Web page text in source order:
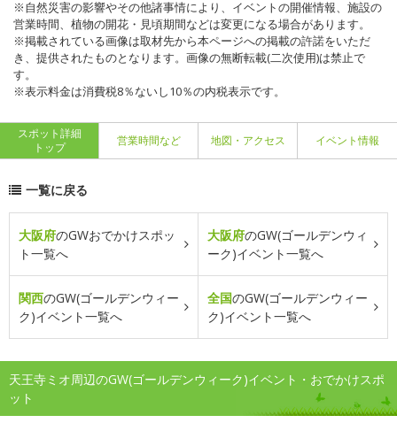
※自然災害の影響やその他諸事情により、イベントの開催情報、施設の
営業時間、植物の開花・見頃期間などは変更になる場合があります。
※掲載されている画像は取材先から本ページへの掲載の許諾をいただ
き、提供されたものとなります。画像の無断転載(二次使用)は禁止で
す。
※表示料金は消費税8％ないし10％の内税表示です。
スポット詳細
トップ
営業時間など 地図・アクセス イベント情報
一覧に戻る
大阪府のGWおでかけスポッ
ト一覧へ
大阪府のGW(ゴールデンウィ
ーク)イベント一覧へ
関西のGW(ゴールデンウィー
ク)イベント一覧へ
全国のGW(ゴールデンウィー
ク)イベント一覧へ
天王寺ミオ周辺のGW(ゴールデンウィーク)イベント・おでかけスポ
ット